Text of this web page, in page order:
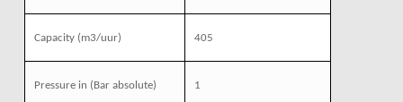
Capacity(m3/uur) 405
Pressurein (Bar absolute) 1